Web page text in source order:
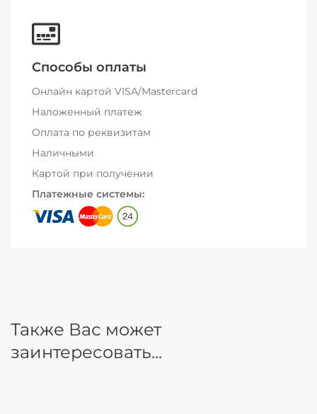
Способы оплаты
Онлайн картой VISA/Mastercard
Наложенный платеж
Оплата по реквизитам
Наличными
Картой при получении
Платежные системы:
Также Вас может
заинтересовать...